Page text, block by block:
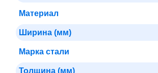
Материал
Ширина (мм)
Марка стали
Толщина (мм)